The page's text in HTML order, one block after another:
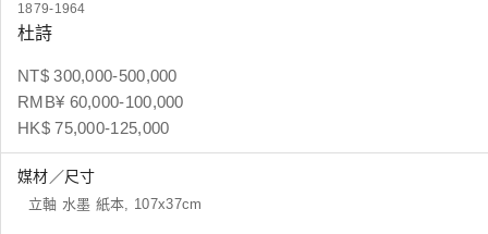
1879-1964
杜詩
NT$ 300,000-500,000
RMB¥ 60,000-100,000
HK$ 75,000-125,000
媒材／尺寸
立軸 水墨 紙本, 107x37cm